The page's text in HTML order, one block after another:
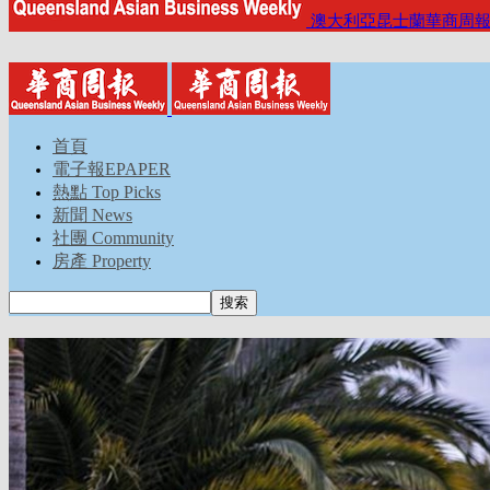
澳大利亞昆士蘭華商周報
首頁
電子報EPAPER
熱點 Top Picks
新聞 News
社團 Community
房產 Property